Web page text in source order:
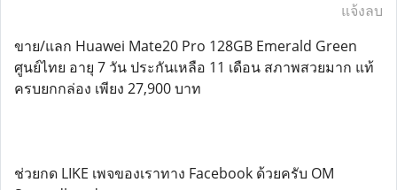
แจ้งลบ
ขาย/แลก Huawei Mate20 Pro 128GB Emerald Green
ศูนย์ไทย อายุ 7 วัน ประกันเหลือ 11 เดือน สภาพสวยมาก แท้
ครบยกกล่อง เพียง 27,900 บาท
ช่วยกด LIKE เพจของเราทาง Facebook ด้วยครับ OM